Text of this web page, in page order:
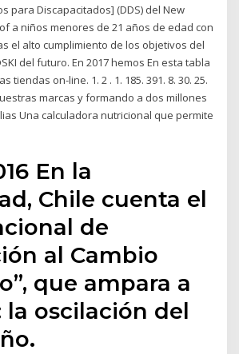
para Discapacitados] (DDS) del New
a niños menores de 21 años de edad con
el alto cumplimiento de los objetivos del
del futuro. En 2017 hemos En esta tabla
tiendas on-line. 1. 2 . 1. 185. 391. 8. 30. 25.
marcas y formando a dos millones
Una calculadora nutricional que permite
En la
Chile cuenta el
de
al Cambio
que ampara a
la oscilación del